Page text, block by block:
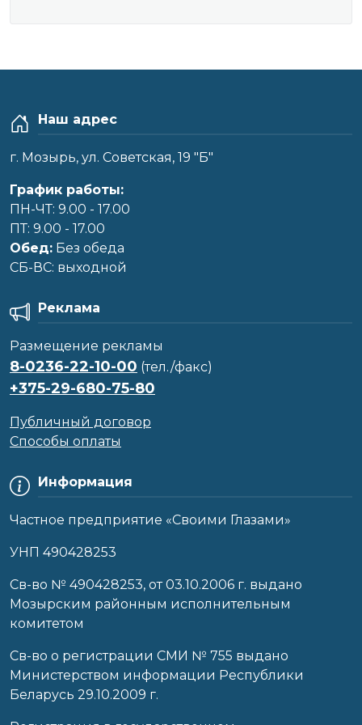
Наш адрес
г. Мозырь, ул. Советская, 19 "Б"
График работы:
ПН-ЧТ: 9.00 - 17.00
ПТ: 9.00 - 17.00
Обед: Без обеда
CБ-ВС: выходной
Информация
Частное предприятие «Своими Глазами»
УНП 490428253
Cв-во № 490428253, от 03.10.2006 г. выдано
Мозырским районным исполнительным
комитетом
Св-во о регистрации СМИ № 755 выдано
Министерством информации Республики
Беларусь 29.10.2009 г.
Реклама
Размещение рекламы
8-0236-22-10-00 (тел./факс)
+375-29-680-75-80
Публичный договор
Способы оплаты